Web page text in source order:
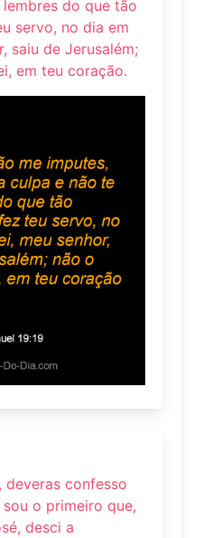
do que tão
servo, no dia em
saiu de Jerusalém;
em teu coração.
deveras confesso
o primeiro que,
desci a